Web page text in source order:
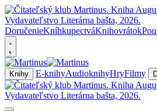
DoručenieKníhkupectváKnihovrátok
Knihy E-knihyAudioknihyHryFilmy